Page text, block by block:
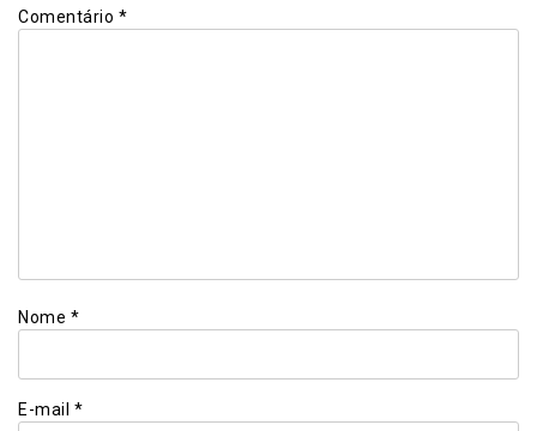
Comentário *
Nome *
E-mail *